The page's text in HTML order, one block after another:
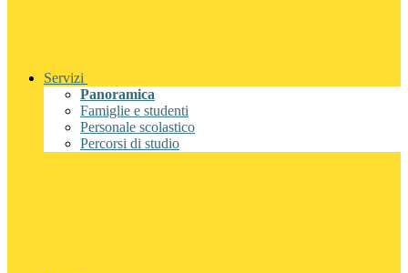
Servizi
Panoramica
Famiglie e studenti
Personale scolastico
Percorsi di studio